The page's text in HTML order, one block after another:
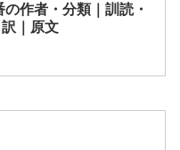
作者・分類｜訓読・
｜原文